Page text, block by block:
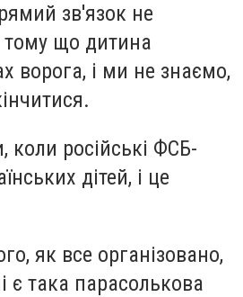
зв'язок не
тому що дитина
ворога, і ми не знаємо,
коли російські ФСБ-
дітей, і це
як все організовано,
є така парасолькова